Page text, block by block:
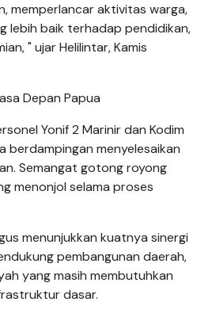
memperlancar aktivitas warga,
lebih baik terhadap pendidikan,
" ujar Helilintar, Kamis
Depan Papua
Yonif 2 Marinir dan Kodim
berdampingan menyelesaikan
Semangat gotong royong
menonjol selama proses
menunjukkan kuatnya sinergi
pembangunan daerah,
yang masih membutuhkan
dasar.